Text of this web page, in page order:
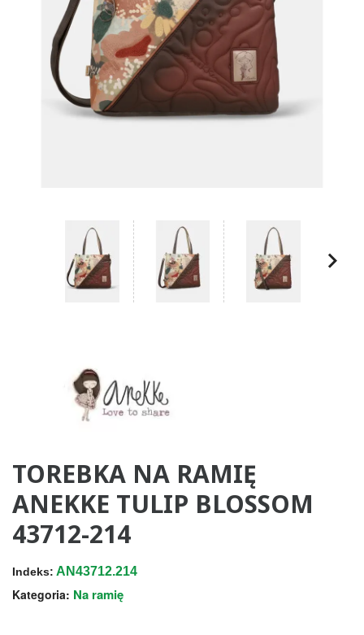
TOREBKA NA RAMIĘ
ANEKKE TULIP BLOSSOM
43712-214
Indeks: AN43712.214
Kategoria: Na ramię